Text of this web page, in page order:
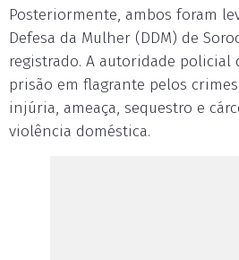
Posteriormente, ambos foram
Defesa da Mulher (DDM) de
registrado. A autoridade policial
prisão em flagrante pelos
injúria, ameaça, sequestro e
violência doméstica.